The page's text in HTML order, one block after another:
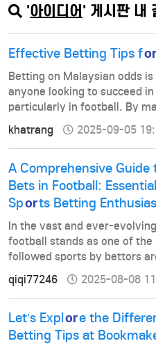
'아이디어' 게시판 내
Effective Betting Tips for
Betting on Malaysian odds
anyone looking to succeed
particularly in football. By
strategies, skills, and
betting, players can gain an
predictionwhen making
khatrang 2025-09-05
A Comprehensive Guide
Bets in Football:
Sports Betting
In the vast and ever-
football stands as one of
followed sports by bettors
of fans turning into punters
understanding how to read
odds has never b…
qiqi77246 2025-08-08
Let’s Explore the
Betting Tips at